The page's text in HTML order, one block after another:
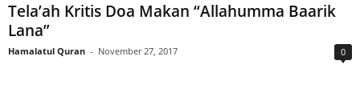
Tela’ah Kritis Doa Makan “Allahumma Baarik
Lana”
Hamalatul Quran - November 27, 2017 0